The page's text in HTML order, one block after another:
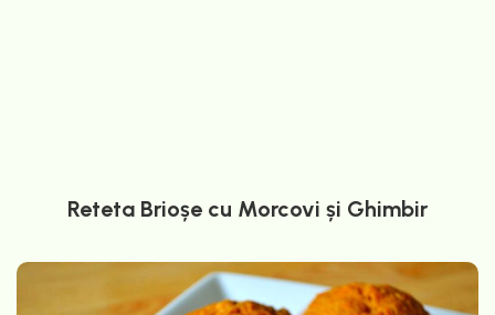
Reteta Brioșe cu Morcovi și Ghimbir